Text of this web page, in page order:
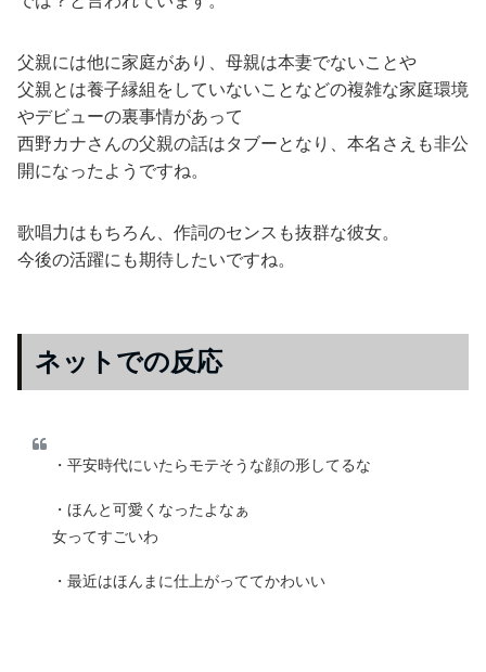
父親には他に家庭があり、母親は本妻でないことや
父親とは養子縁組をしていないことなどの複雑な家庭環境
やデビューの裏事情があって
西野カナさんの父親の話はタブーとなり、本名さえも非公
開になったようですね。
歌唱力はもちろん、作詞のセンスも抜群な彼女。
今後の活躍にも期待したいですね。
ネットでの反応
・平安時代にいたらモテそうな顔の形してるな
・ほんと可愛くなったよなぁ
女ってすごいわ
・最近はほんまに仕上がっててかわいい